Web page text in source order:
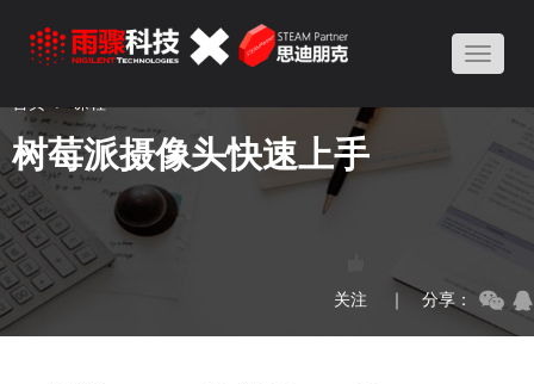
Toggle
首页
课程
树莓派摄像头快速上手
关注 ｜ 分享：